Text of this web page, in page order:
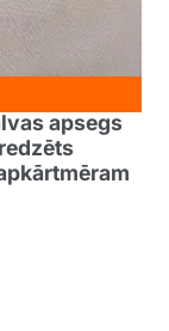
apsegs